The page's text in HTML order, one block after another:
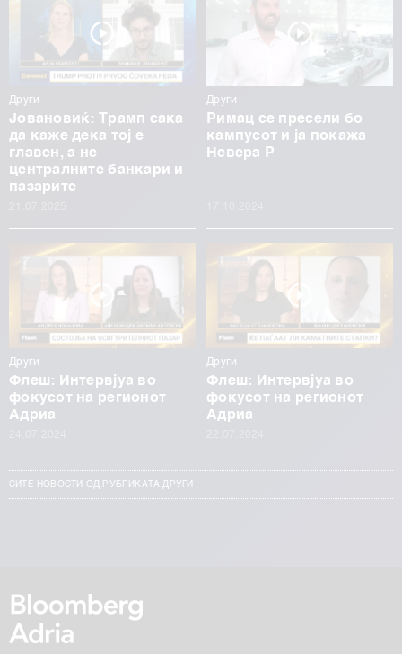
Други
Јовановиќ: Трамп сака
да каже дека тој е
главен, а не
централните банкари и
пазарите
Други
Римац се пресели бо
кампусот и ја покажа
Невера Р
Други
Флеш: Интервјуа во
фокусот на регионот
Адриа
Други
Флеш: Интервјуа во
фокусот на регионот
Адриа
СИТЕ НОВОСТИ ОД РУБРИКАТА ДРУГИ